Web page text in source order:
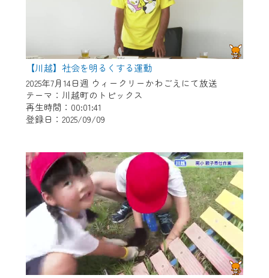
【川越】社会を明るくする運動
2025年7月14日週 ウィークリーかわごえにて放送
テーマ：川越町のトピックス
再生時間：00:01:41
登録日：2025/09/09